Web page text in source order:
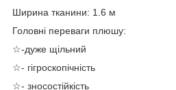
Ширина тканини: 1.6 м
Головні переваги плюшу:
☆-дуже щільний
☆- гігроскопічність
☆- зносостійкість